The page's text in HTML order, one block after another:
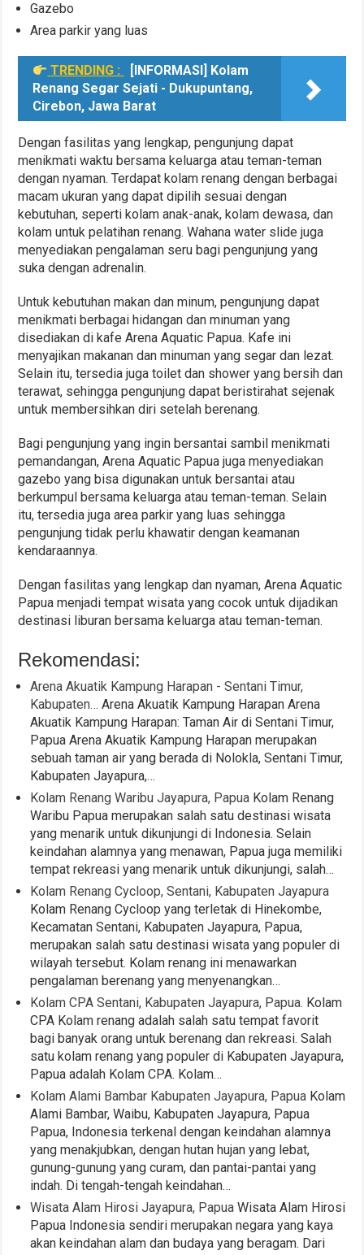
Gazebo
Area parkir yang luas
TRENDING :
[INFORMASI] Kolam
Renang Segar Sejati - Dukupuntang,
Cirebon, Jawa Barat
Dengan fasilitas yang lengkap, pengunjung dapat
menikmati waktu bersama keluarga atau teman-teman
dengan nyaman. Terdapat kolam renang dengan berbagai
macam ukuran yang dapat dipilih sesuai dengan
kebutuhan, seperti kolam anak-anak, kolam dewasa, dan
kolam untuk pelatihan renang. Wahana water slide juga
menyediakan pengalaman seru bagi pengunjung yang
suka dengan adrenalin.
Untuk kebutuhan makan dan minum, pengunjung dapat
menikmati berbagai hidangan dan minuman yang
disediakan di kafe Arena Aquatic Papua. Kafe ini
menyajikan makanan dan minuman yang segar dan lezat.
Selain itu, tersedia juga toilet dan shower yang bersih dan
terawat, sehingga pengunjung dapat beristirahat sejenak
untuk membersihkan diri setelah berenang.
Bagi pengunjung yang ingin bersantai sambil menikmati
pemandangan, Arena Aquatic Papua juga menyediakan
gazebo yang bisa digunakan untuk bersantai atau
berkumpul bersama keluarga atau teman-teman. Selain
itu, tersedia juga area parkir yang luas sehingga
pengunjung tidak perlu khawatir dengan keamanan
kendaraannya.
Dengan fasilitas yang lengkap dan nyaman, Arena Aquatic
Papua menjadi tempat wisata yang cocok untuk dijadikan
destinasi liburan bersama keluarga atau teman-teman.
Rekomendasi:
Arena Akuatik Kampung Harapan - Sentani Timur,
Kabupaten… Arena Akuatik Kampung Harapan Arena
Akuatik Kampung Harapan: Taman Air di Sentani Timur,
Papua Arena Akuatik Kampung Harapan merupakan
sebuah taman air yang berada di Nolokla, Sentani Timur,
Kabupaten Jayapura,…
Kolam Renang Waribu Jayapura, Papua Kolam Renang
Waribu Papua merupakan salah satu destinasi wisata
yang menarik untuk dikunjungi di Indonesia. Selain
keindahan alamnya yang menawan, Papua juga memiliki
tempat rekreasi yang menarik untuk dikunjungi, salah…
Kolam Renang Cycloop, Sentani, Kabupaten Jayapura
Kolam Renang Cycloop yang terletak di Hinekombe,
Kecamatan Sentani, Kabupaten Jayapura, Papua,
merupakan salah satu destinasi wisata yang populer di
wilayah tersebut. Kolam renang ini menawarkan
pengalaman berenang yang menyenangkan…
Kolam CPA Sentani, Kabupaten Jayapura, Papua. Kolam
CPA Kolam renang adalah salah satu tempat favorit
bagi banyak orang untuk berenang dan rekreasi. Salah
satu kolam renang yang populer di Kabupaten Jayapura,
Papua adalah Kolam CPA. Kolam…
Kolam Alami Bambar Kabupaten Jayapura, Papua Kolam
Alami Bambar, Waibu, Kabupaten Jayapura, Papua
Papua, Indonesia terkenal dengan keindahan alamnya
yang menakjubkan, dengan hutan hujan yang lebat,
gunung-gunung yang curam, dan pantai-pantai yang
indah. Di tengah-tengah keindahan…
Wisata Alam Hirosi Jayapura, Papua Wisata Alam Hirosi
Papua Indonesia sendiri merupakan negara yang kaya
akan keindahan alam dan budaya yang beragam. Dari